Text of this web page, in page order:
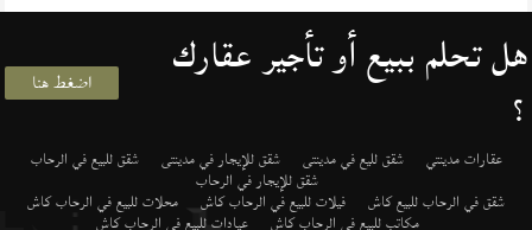
هل تحلم ببيع أو تأجير عقارك
؟ اضغط هنا
عقارات مدينتي شقق لليع في مدينتى شقق للإيجار في مدينتى شقق للبيع في الرحاب
شقق للإيجار في الرحاب
شقق في الرحاب للبيع كاش فيلات للبيع في الرحاب كاش محلات للبيع في الرحاب كاش
مكاتب للبيع في الرحاب كاش عيادات للبيع في الرحاب كاش